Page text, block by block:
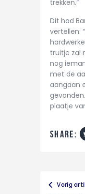
trekken.”
Dit had
vertellen:
truitje zal
nog
met de
aangaan
plaatje
share:
Vorig